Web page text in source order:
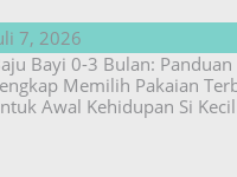
7, 2026
Bayi 0-3 Bulan: Panduan
Memilih Pakaian
Awal Kehidupan Si Kecil